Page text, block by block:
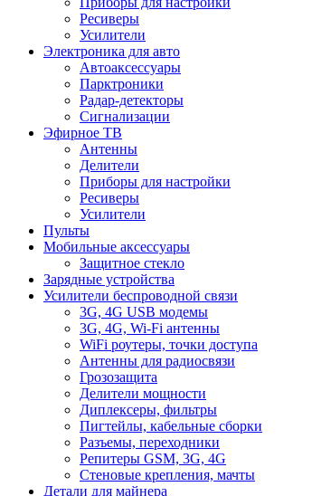
Ресиверы
Усилители
Электроника для авто
Автоаксессуары
Парктроники
Радар-детекторы
Сигнализации
Эфирное ТВ
Антенны
Делители
Приборы для настройки
Ресиверы
Усилители
Пульты
Мобильные аксессуары
Защитное стекло
Зарядные устройства
Усилители беспроводной связи
3G, 4G USB модемы
3G, 4G, Wi-Fi антенны
WiFi роутеры, точки доступа
Антенны для радиосвязи
Грозозащита
Делители мощности
Диплексеры, фильтры
Пигтейлы, кабельные сборки
Разъемы, переходники
Репитеры GSM, 3G, 4G
Стеновые крепления, мачты
Детали для майнера